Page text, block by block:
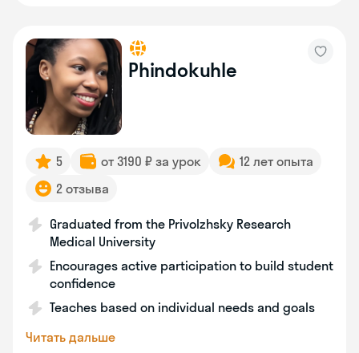
Phindokuhle
5 от 3190 ₽ за урок
12 лет опыта
2 отзыва
Graduated from the Privolzhsky Research
Medical University
Encourages active participation to build student
confidence
Teaches based on individual needs and goals
Читать дальше